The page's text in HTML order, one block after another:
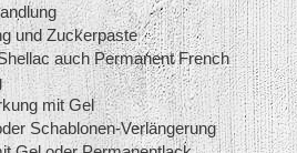
und Zuckerpaste
auch Permanent French
mit Gel
Schablonen-Verlängerung